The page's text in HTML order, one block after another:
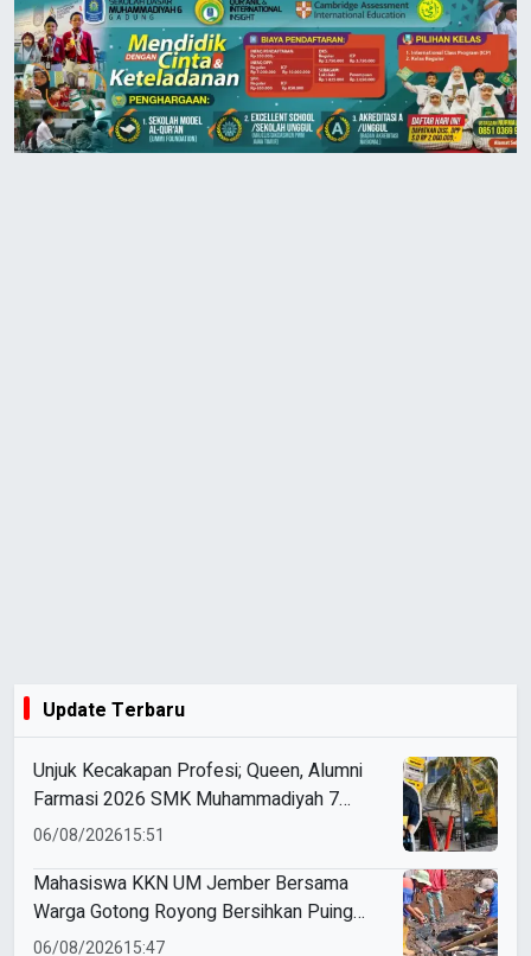
Update Terbaru
Unjuk Kecakapan Profesi; Queen, Alumni
Farmasi 2026 SMK Muhammadiyah 7
Gondanglegi Berhasil Kerja Sebelum Lulus
06/08/202615:51
Mahasiswa KKN UM Jember Bersama
Warga Gotong Royong Bersihkan Puing
Rumah Korban Kebakaran di Desa Sumber
06/08/202615:47